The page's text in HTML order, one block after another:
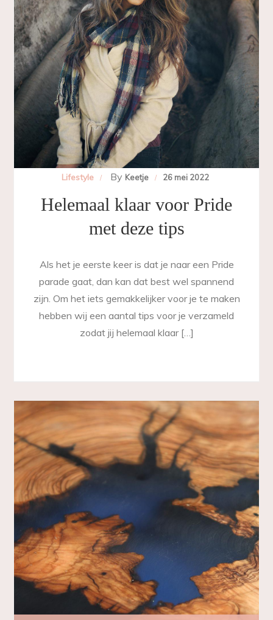
Lifestyle By Keetje 26 mei 2022
Helemaal klaar voor Pride
met deze tips
Als het je eerste keer is dat je naar een Pride
parade gaat, dan kan dat best wel spannend
zijn. Om het iets gemakkelijker voor je te maken
hebben wij een aantal tips voor je verzameld
zodat jij helemaal klaar […]